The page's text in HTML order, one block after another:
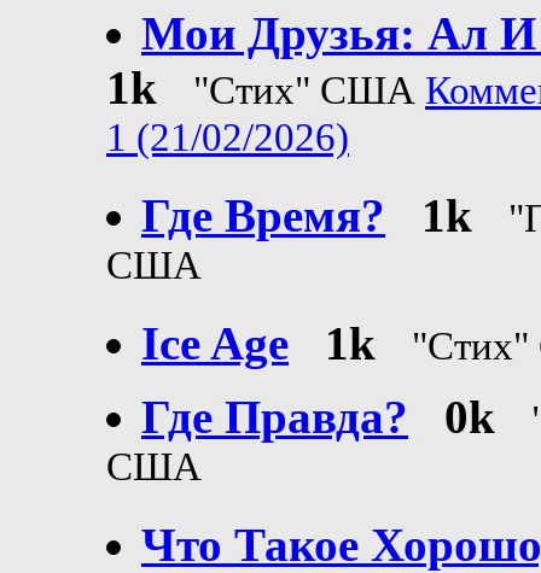
Мои Друзья: Ал
1k
"Стих" США
1 (21/02/2026)
Где Время?
1k
США
Ice Age
1k
Где Правда? 0k
США
Что Такое